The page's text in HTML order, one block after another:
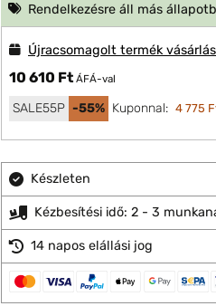
Rendelkezésre áll más
Újracsomagolt termék
10 610 Ft ÁFÁ-val
SALE55P -55% Kuponnal: 4 775
Készleten
Kézbesítési idő: 2 - 3
14 napos elállási jog